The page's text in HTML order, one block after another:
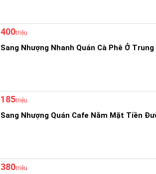
400triệu
Sang Nhượng Nhanh Quán Cà Phê Ở
185triệu
Sang Nhượng Quán Cafe Nằm Mặt Tiền
380triệu